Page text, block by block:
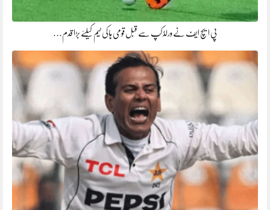
پی ایچ ایف نے ورلڈ کپ سے قبل قومی ہاکی ٹیم کیلئے بڑا قدم…